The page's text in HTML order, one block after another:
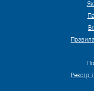
Реєстр